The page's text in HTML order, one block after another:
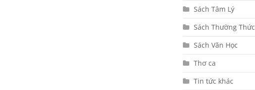
Sách Tâm Lý
Sách Thường Thức
Sách Văn Học
Thơ ca
Tin tức khác